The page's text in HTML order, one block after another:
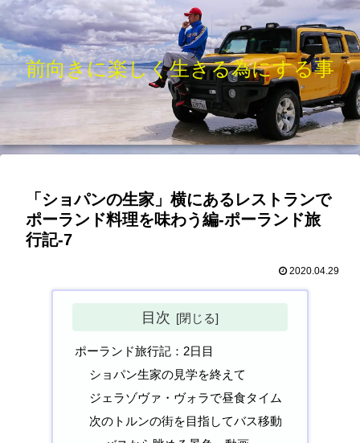
前向きに楽しく生きる為にする事
「ショパンの生家」横にあるレストランで
ポーランド料理を味わう編-ポーランド旅
行記-7
2020.04.29
目次
ポーランド旅行記：2日目
ショパン生家の見学を終えて
ジェラゾヴァ・ヴォラで昼食タイム
次のトルンの街を目指してバス移動